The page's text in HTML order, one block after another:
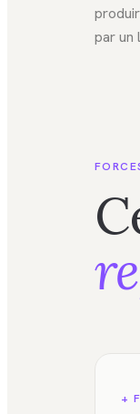
par un
+